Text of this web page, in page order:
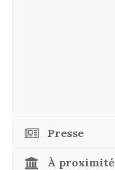
Presse
À proximité